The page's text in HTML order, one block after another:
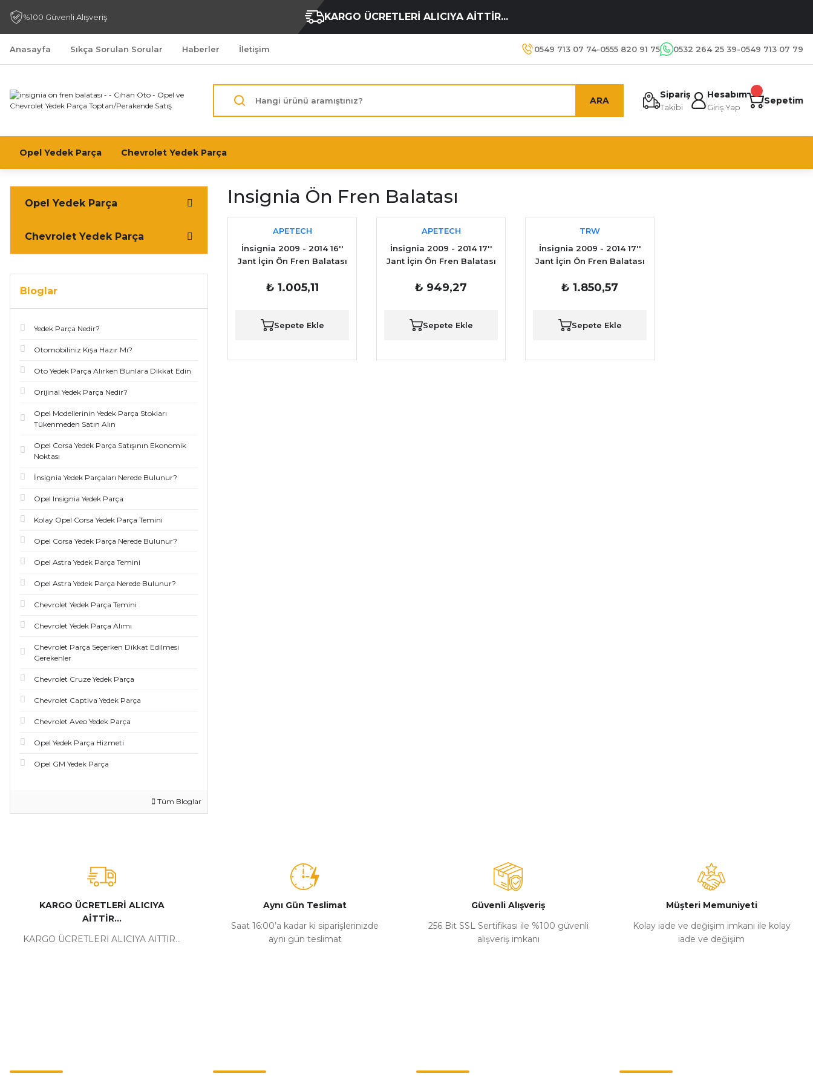
%100 Güvenli Alışveriş KARGO ÜCRETLERİ ALICIYA AİTTİR...
Anasayfa Sıkça Sorulan Sorular Haberler İletişim 0549 713 07 74-0555 820 91 75 0532 264 25 39-0549 713 07 79
ARA
Sipariş
Takibi
Hesabım
Giriş Yap
Sepetim
Opel Yedek Parça Chevrolet Yedek Parça
Opel Yedek Parça
Chevrolet Yedek Parça
Bloglar
Yedek Parça Nedir?
Otomobiliniz Kışa Hazır Mı?
Oto Yedek Parça Alırken Bunlara Dikkat Edin
Orijinal Yedek Parça Nedir?
Opel Modellerinin Yedek Parça Stokları
Tükenmeden Satın Alın
Opel Corsa Yedek Parça Satışının Ekonomik
Noktası
İnsignia Yedek Parçaları Nerede Bulunur?
Opel Insignia Yedek Parça
Kolay Opel Corsa Yedek Parça Temini
Opel Corsa Yedek Parça Nerede Bulunur?
Opel Astra Yedek Parça Temini
Opel Astra Yedek Parça Nerede Bulunur?
Chevrolet Yedek Parça Temini
Chevrolet Yedek Parça Alımı
Chevrolet Parça Seçerken Dikkat Edilmesi
Gerekenler
Chevrolet Cruze Yedek Parça
Chevrolet Captiva Yedek Parça
Chevrolet Aveo Yedek Parça
Opel Yedek Parça Hizmeti
Opel GM Yedek Parça
Tüm Bloglar
Insignia Ön Fren Balatası
APETECH
İnsignia 2009 - 2014 16''
Jant İçin Ön Fren Balatası
₺ 1.005,11
Sepete Ekle
APETECH
İnsignia 2009 - 2014 17''
Jant İçin Ön Fren Balatası
₺ 949,27
Sepete Ekle
TRW
İnsignia 2009 - 2014 17''
Jant İçin Ön Fren Balatası
₺ 1.850,57
Sepete Ekle
KARGO ÜCRETLERİ ALICIYA
AİTTİR...
KARGO ÜCRETLERİ ALICIYA AİTTİR...
Aynı Gün Teslimat
Saat 16:00’a kadar ki siparişlerinizde
aynı gün teslimat
Güvenli Alışveriş
256 Bit SSL Sertifikası ile %100 güvenli
alışveriş imkanı
Müşteri Memuniyeti
Kolay iade ve değişim imkanı ile kolay
iade ve değişim